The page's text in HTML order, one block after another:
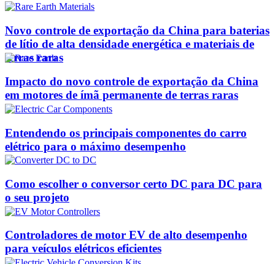
Novo controle de exportação da China para baterias
de lítio de alta densidade energética e materiais de
terras raras
Impacto do novo controle de exportação da China
em motores de ímã permanente de terras raras
Entendendo os principais componentes do carro
elétrico para o máximo desempenho
Como escolher o conversor certo DC para DC para
o seu projeto
Controladores de motor EV de alto desempenho
para veículos elétricos eficientes